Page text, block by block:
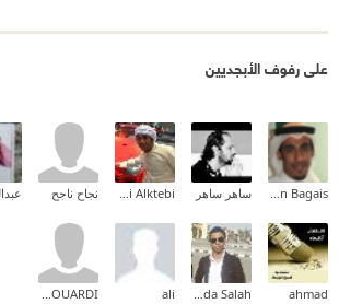
على رفوف الأبجديين
ساهر ساهر نجاح ناجح
ahmad
ali